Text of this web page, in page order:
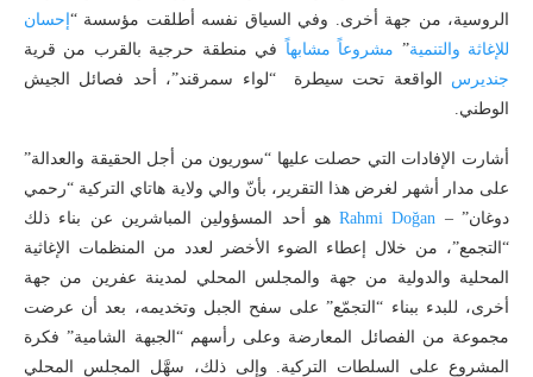
الروسية، من جهة أخرى. وفي السياق نفسه أطلقت مؤسسة “إحسان
للإغاثة والتنمية” مشروعاً مشابهاً في منطقة حرجية بالقرب من قرية
جنديرس الواقعة تحت سيطرة “لواء سمرقند”، أحد فصائل الجيش
الوطني.
أشارت الإفادات التي حصلت عليها “سوريون من أجل الحقيقة والعدالة”
على مدار أشهر لغرض هذا التقرير، بأنّ والي ولاية هاتاي التركية “رحمي
دوغان” – Rahmi Doğanهو أحد المسؤولين المباشرين عن بناء ذلك
“التجمع”، من خلال إعطاء الضوء الأخضر لعدد من المنظمات الإغاثية
المحلية والدولية من جهة والمجلس المحلي لمدينة عفرين من جهة
أخرى، للبدء ببناء “التجمّع” على سفح الجبل وتخديمه، بعد أن عرضت
مجموعة من الفصائل المعارضة وعلى رأسهم “الجبهة الشامية” فكرة
المشروع على السلطات التركية. وإلى ذلك، سهَّل المجلس المحلي